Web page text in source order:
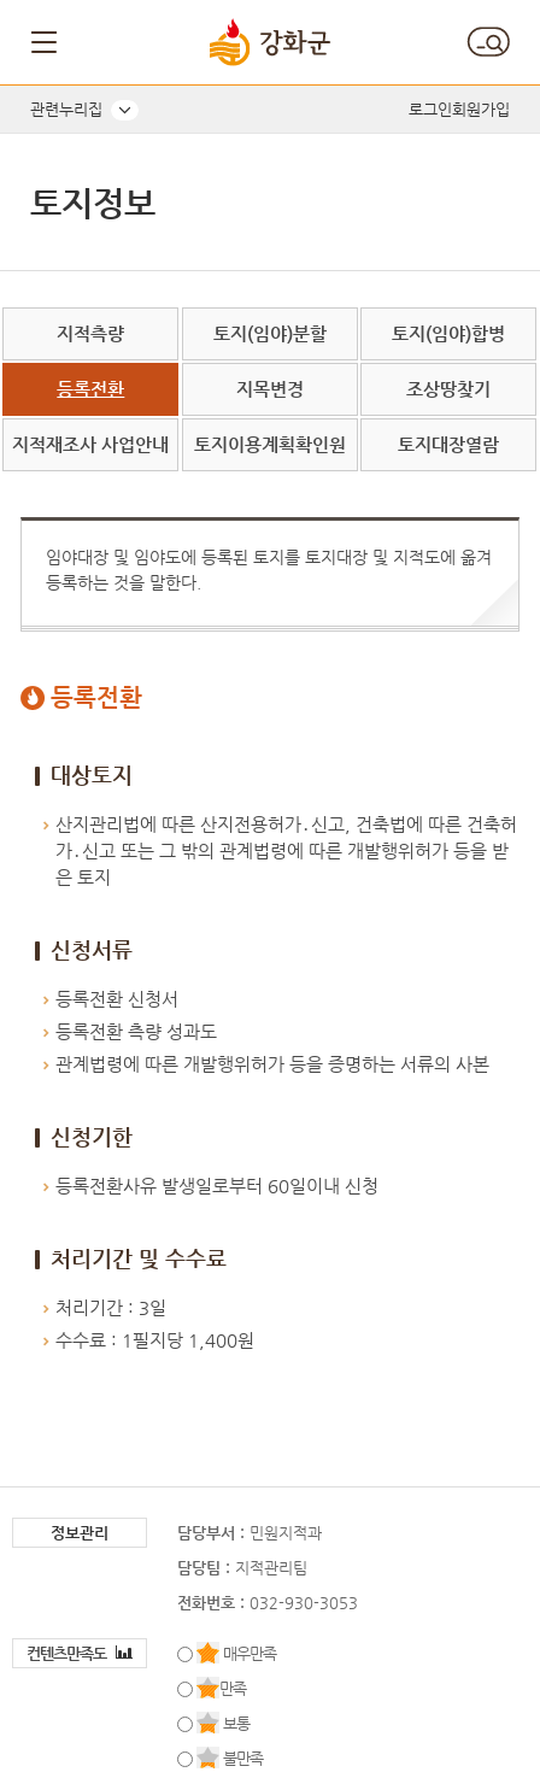
관련누리집 로그인회원가입
토지정보
지적측량 토지(임야)분할 토지(임야)합병
등록전환 지목변경 조상땅찾기
지적재조사 사업안내 토지이용계획확인원 토지대장열람
임야대장 및 임야도에 등록된 토지를 토지대장 및 지적도에 옮겨
등록하는 것을 말한다.
등록전환
대상토지
산지관리법에 따른 산지전용허가․신고, 건축법에 따른 건축허
가․신고 또는 그 밖의 관계법령에 따른 개발행위허가 등을 받
은 토지
신청서류
등록전환 신청서
등록전환 측량 성과도
관계법령에 따른 개발행위허가 등을 증명하는 서류의 사본
신청기한
등록전환사유 발생일로부터 60일이내 신청
처리기간 및 수수료
처리기간 : 3일
수수료 : 1필지당 1,400원
정보관리 담당부서 : 민원지적과
담당팀 : 지적관리팀
전화번호 : 032-930-3053
컨텐츠만족도
매우만족
만족
보통
불만족